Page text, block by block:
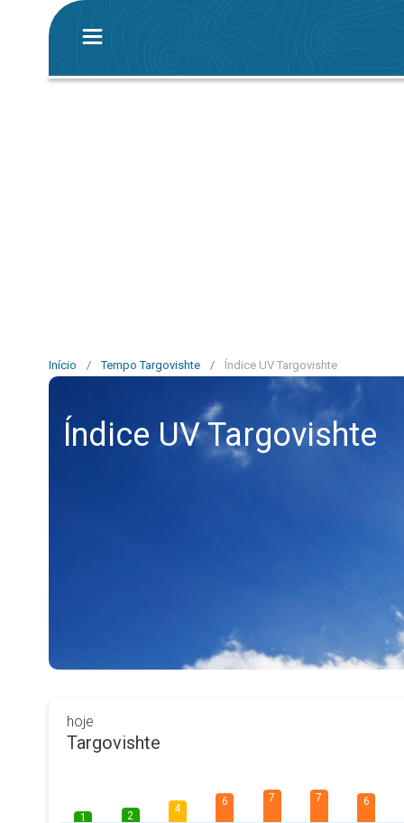
Início / Tempo Targovishte / Índice UV Targovishte
Índice UV Targovishte
hoje
Targovishte
1
2
4
6 7 7 6